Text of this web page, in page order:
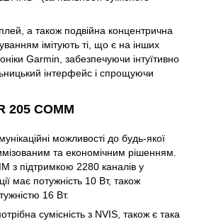
а також подвійна концентрична
імітують ті, що є на інших
Garmin, забезпечуючи інтуїтивно
інтерфейс і спрощуючи
205 COMM
можливості до будь-якої
та економічним рішенням.
з підтримкою 2280 каналів у
має потужність 10 Вт, також
16 Вт.
сумісність з NVIS, також є така